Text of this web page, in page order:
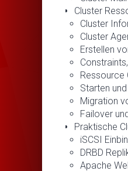
Cluster
Cluster
Cluster
Erstellen
Ressource
Starten
Migration
Failover
Praktische
iSCSI
DRBD
Apache